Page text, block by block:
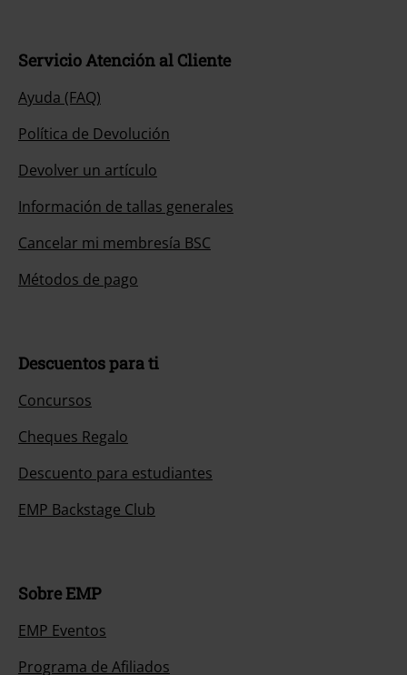
Descuentos para ti
Concursos
Cheques Regalo
Descuento para estudiantes
EMP Backstage Club
EMP Eventos
Programa de Afiliados
Sostenibilidad